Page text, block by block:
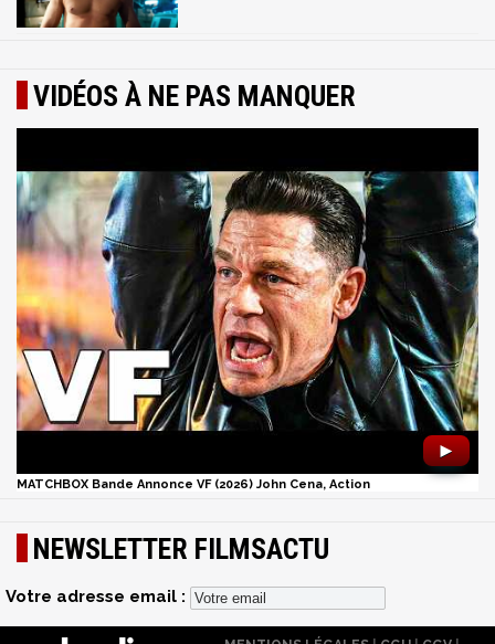
VIDÉOS À NE PAS MANQUER
►
MATCHBOX Bande Annonce VF (2026) John Cena, Action
NEWSLETTER FILMSACTU
Votre adresse email :